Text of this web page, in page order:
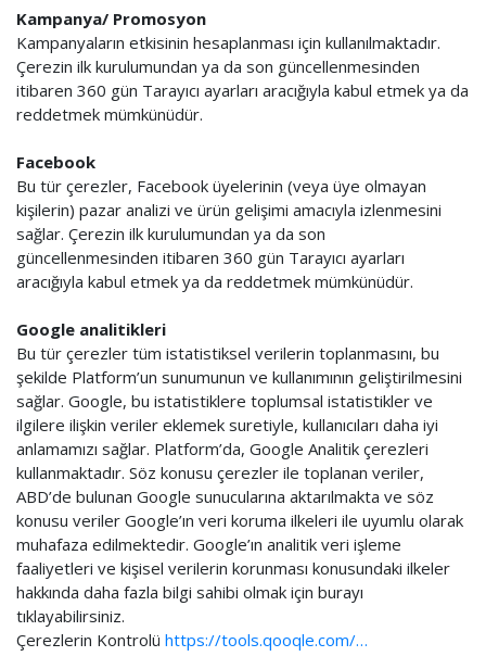
Kampanya/ Promosyon
Kampanyaların etkisinin hesaplanması için kullanılmaktadır.
Çerezin ilk kurulumundan ya da son güncellenmesinden
itibaren 360 gün Tarayıcı ayarları aracığıyla kabul etmek ya da
reddetmek mümkünüdür.
Facebook
Bu tür çerezler, Facebook üyelerinin (veya üye olmayan
kişilerin) pazar analizi ve ürün gelişimi amacıyla izlenmesini
sağlar. Çerezin ilk kurulumundan ya da son
güncellenmesinden itibaren 360 gün Tarayıcı ayarları
aracığıyla kabul etmek ya da reddetmek mümkünüdür.
Google analitikleri
Bu tür çerezler tüm istatistiksel verilerin toplanmasını, bu
şekilde Platform’un sunumunun ve kullanımının geliştirilmesini
sağlar. Google, bu istatistiklere toplumsal istatistikler ve
ilgilere ilişkin veriler eklemek suretiyle, kullanıcıları daha iyi
anlamamızı sağlar. Platform’da, Google Analitik çerezleri
kullanmaktadır. Söz konusu çerezler ile toplanan veriler,
ABD’de bulunan Google sunucularına aktarılmakta ve söz
konusu veriler Google’ın veri koruma ilkeleri ile uyumlu olarak
muhafaza edilmektedir. Google’ın analitik veri işleme
faaliyetleri ve kişisel verilerin korunması konusundaki ilkeler
hakkında daha fazla bilgi sahibi olmak için burayı
tıklayabilirsiniz.
Çerezlerin Kontrolü https://tools.qooqle.com/…